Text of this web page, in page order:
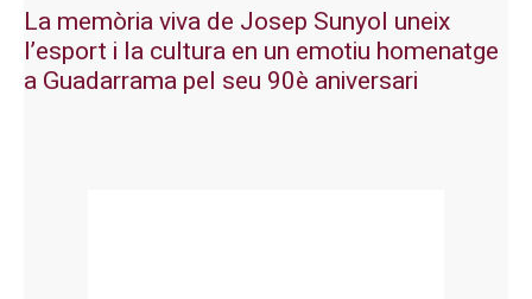
La memòria viva de Josep Sunyol uneix
l’esport i la cultura en un emotiu homenatge
a Guadarrama pel seu 90è aniversari